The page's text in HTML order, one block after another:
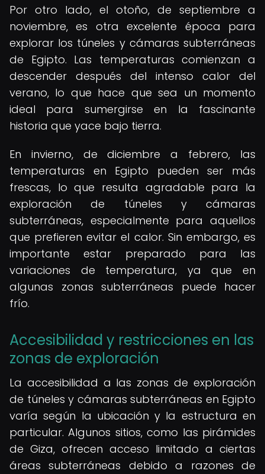
Por otro lado, el otoño, de septiembre a
noviembre, es otra excelente época para
explorar los túneles y cámaras subterráneas
de Egipto. Las temperaturas comienzan a
descender después del intenso calor del
verano, lo que hace que sea un momento
ideal para sumergirse en la fascinante
historia que yace bajo tierra.
En invierno, de diciembre a febrero, las
temperaturas en Egipto pueden ser más
frescas, lo que resulta agradable para la
exploración de túneles y cámaras
subterráneas, especialmente para aquellos
que prefieren evitar el calor. Sin embargo, es
importante estar preparado para las
variaciones de temperatura, ya que en
algunas zonas subterráneas puede hacer
frío.
Accesibilidad y restricciones en las
zonas de exploración
La accesibilidad a las zonas de exploración
de túneles y cámaras subterráneas en Egipto
varía según la ubicación y la estructura en
particular. Algunos sitios, como las pirámides
de Giza, ofrecen acceso limitado a ciertas
áreas subterráneas debido a razones de